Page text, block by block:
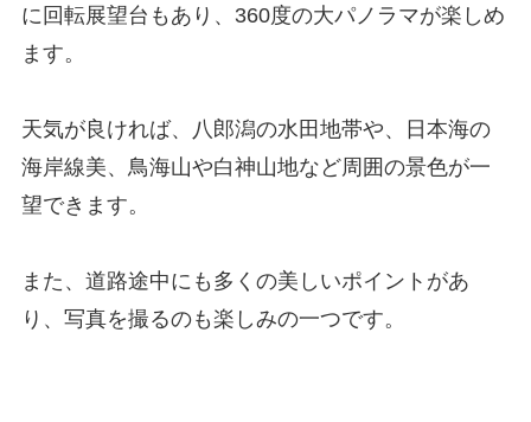
に回転展望台もあり、360度の大パノラマが楽しめ
ます。
天気が良ければ、八郎潟の水田地帯や、日本海の
海岸線美、鳥海山や白神山地など周囲の景色が一
望できます。
また、道路途中にも多くの美しいポイントがあ
り、写真を撮るのも楽しみの一つです。